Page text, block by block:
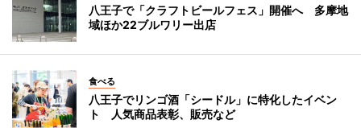
八王子で「クラフトビールフェス」開催へ 多摩地
域ほか22ブルワリー出店
食べる
八王子でリンゴ酒「シードル」に特化したイベン
ト 人気商品表彰、販売など